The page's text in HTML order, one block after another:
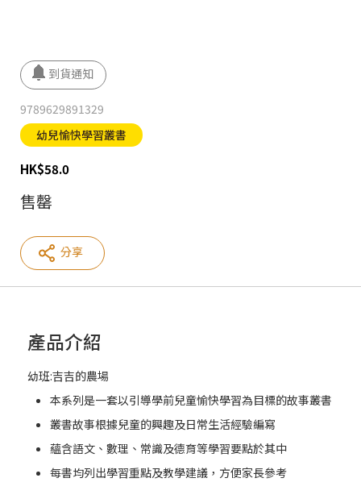
9789629891329
幼兒愉快學習叢書
HK$58.0
售罄
分享
產品介紹
幼班:吉吉的農場
本系列是一套以引導學前兒童愉快學習為目標的故事叢書
叢書故事根據兒童的興趣及日常生活經驗編寫
蘊含語文、數理、常識及德育等學習要點於其中
每書均列出學習重點及教學建議，方便家長參考